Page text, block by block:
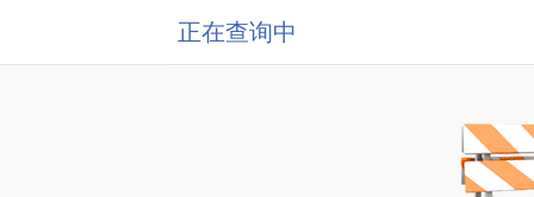
正在查询中